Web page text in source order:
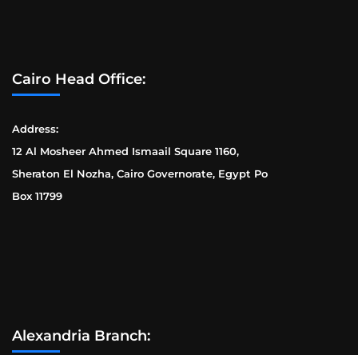
Cairo Head Office:
Address:
12 Al Mosheer Ahmed Ismaail Square 1160,
Sheraton El Nozha, Cairo Governorate, Egypt Po
Box 11799
Alexandria Branch: